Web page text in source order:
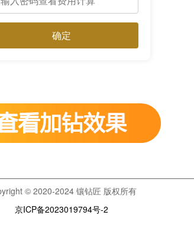
确定
© 2020-2024 镶钻匠 版权所有
京ICP备2023019794号-2